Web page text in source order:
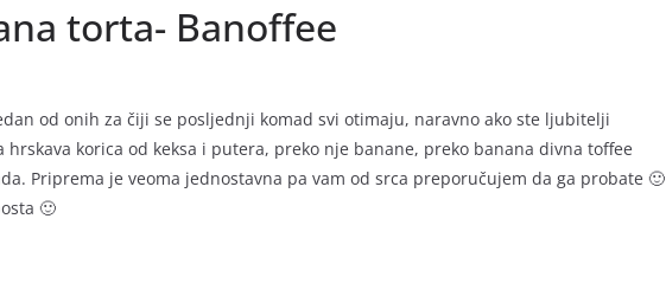
torta- Banoffee
od onih za čiji se posljednji komad svi otimaju, naravno ako ste ljubitelji
hrskava korica od keksa i putera, preko nje banane, preko banana divna toffee
Priprema je veoma jednostavna pa vam od srca preporučujem da ga probate 🙂
🙂